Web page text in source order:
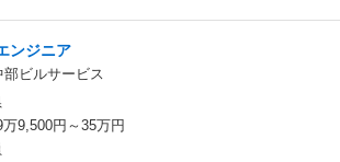
ンジニア
ビルサービス
万9,500円～35万円